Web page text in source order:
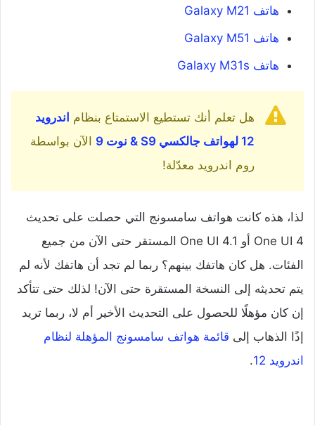
هاتف Galaxy M21
هاتف Galaxy M51
هاتف Galaxy M31s
هل تعلم أنك تستطيع الاستمتاع بنظام اندرويد
12 لهواتف جالكسي S9 & نوت 9
الآن بواسطة
روم اندرويد معدّلة!
لذا، هذه كانت هواتف سامسونج التي حصلت على تحديث
One UI 4 أو One UI 4.1 المستقر حتى الآن من جميع
الفئات. هل كان هاتفك بينهم؟ ربما لم تجد أن هاتفك لأنه لم
يتم تحديثه إلى النسخة المستقرة حتى الآن! لذلك حتى تتأكد
إن كان مؤهلًا للحصول على التحديث الأخير أم لا، ربما تريد
إذًا الذهاب إلى قائمة هواتف سامسونج المؤهلة لنظام
اندرويد 12
.